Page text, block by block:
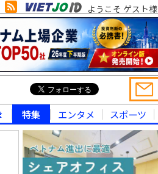
ようこそ ゲスト様
特集 エンタメ スポーツ